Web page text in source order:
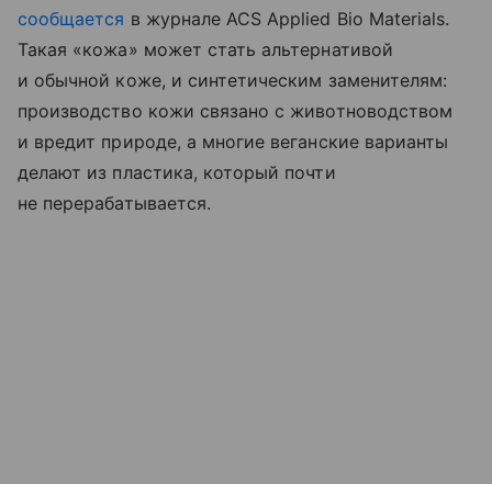
сообщается в журнале ACS Applied Bio Materials.
Такая «кожа» может стать альтернативой
и обычной коже, и синтетическим заменителям:
производство кожи связано с животноводством
и вредит природе, а многие веганские варианты
делают из пластика, который почти
не перерабатывается.